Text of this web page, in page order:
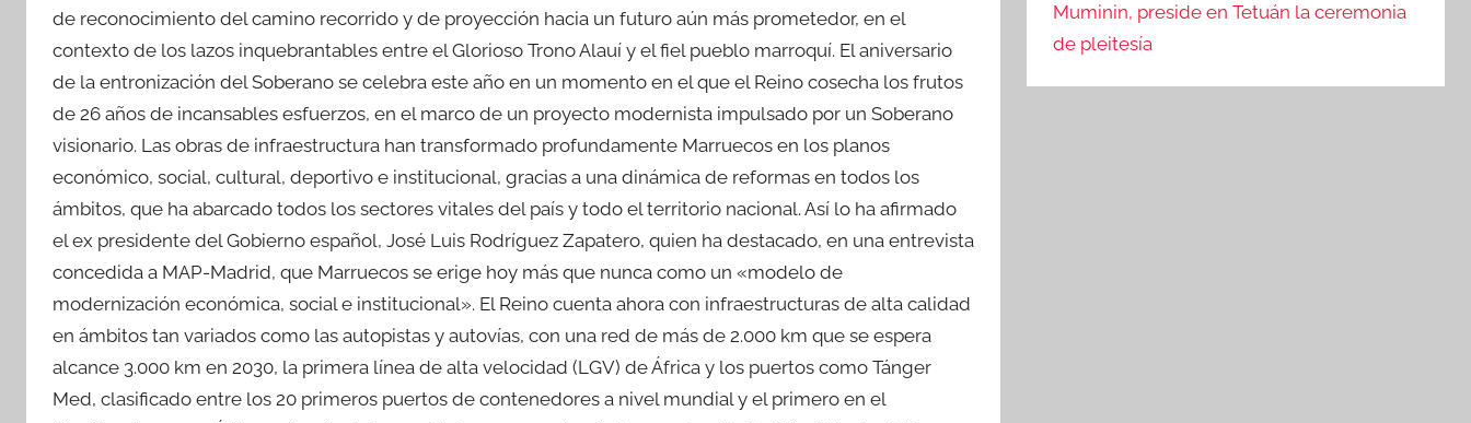
de reconocimiento del camino recorrido y de proyección hacia un futuro aún más prometedor, en el
contexto de los lazos inquebrantables entre el Glorioso Trono Alauí y el fiel pueblo marroquí. El aniversario
de la entronización del Soberano se celebra este año en un momento en el que el Reino cosecha los frutos
de 26 años de incansables esfuerzos, en el marco de un proyecto modernista impulsado por un Soberano
visionario. Las obras de infraestructura han transformado profundamente Marruecos en los planos
económico, social, cultural, deportivo e institucional, gracias a una dinámica de reformas en todos los
ámbitos, que ha abarcado todos los sectores vitales del país y todo el territorio nacional. Así lo ha afirmado
el ex presidente del Gobierno español, José Luis Rodríguez Zapatero, quien ha destacado, en una entrevista
concedida a MAP-Madrid, que Marruecos se erige hoy más que nunca como un «modelo de
modernización económica, social e institucional». El Reino cuenta ahora con infraestructuras de alta calidad
en ámbitos tan variados como las autopistas y autovías, con una red de más de 2.000 km que se espera
alcance 3.000 km en 2030, la primera línea de alta velocidad (LGV) de África y los puertos como Tánger
Med, clasificado entre los 20 primeros puertos de contenedores a nivel mundial y el primero en el
Muminin, preside en Tetuán la ceremonia
de pleitesía